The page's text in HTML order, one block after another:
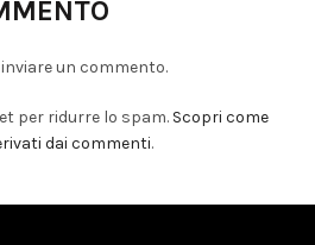
un commento.
per ridurre lo spam. Scopri come
dai commenti.